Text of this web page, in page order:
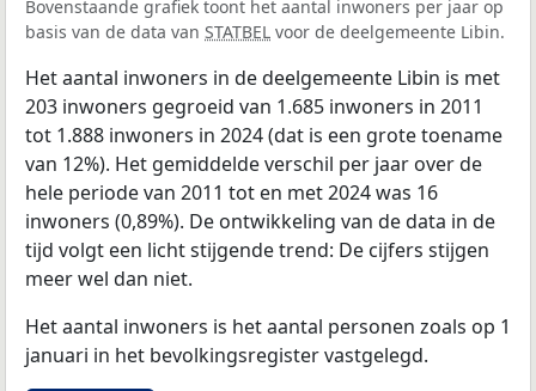
Bovenstaande grafiek toont het aantal inwoners per jaar op
basis van de data van STATBEL voor de deelgemeente Libin.
Het aantal inwoners in de deelgemeente Libin is met
203 inwoners gegroeid van 1.685 inwoners in 2011
tot 1.888 inwoners in 2024 (dat is een grote toename
van 12%). Het gemiddelde verschil per jaar over de
hele periode van 2011 tot en met 2024 was 16
inwoners (0,89%). De ontwikkeling van de data in de
tijd volgt een licht stijgende trend: De cijfers stijgen
meer wel dan niet.
Het aantal inwoners is het aantal personen zoals op 1
januari in het bevolkingsregister vastgelegd.